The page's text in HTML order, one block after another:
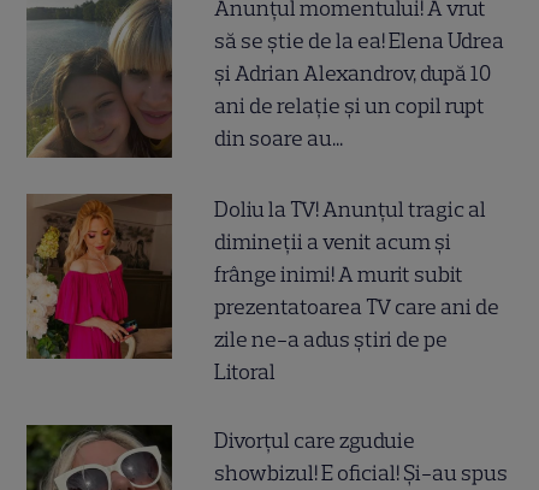
Anunțul momentului! A vrut
să se știe de la ea! Elena Udrea
și Adrian Alexandrov, după 10
ani de relație și un copil rupt
din soare au...
Doliu la TV! Anunțul tragic al
dimineții a venit acum și
frânge inimi! A murit subit
prezentatoarea TV care ani de
zile ne-a adus știri de pe
Litoral
Divorțul care zguduie
showbizul! E oficial! Și-au spus